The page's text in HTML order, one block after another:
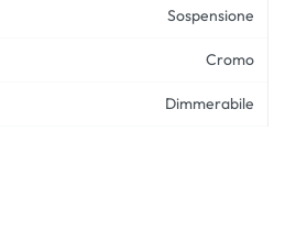
Sospensione
Cromo
Dimmerabile